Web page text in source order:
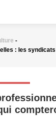
-
: les